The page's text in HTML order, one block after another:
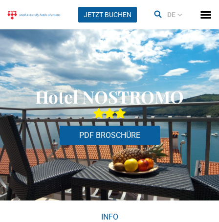
JETZT BUCHEN DE
Hotel NOSTROMO
PDF BROSCHÜRE
INFO